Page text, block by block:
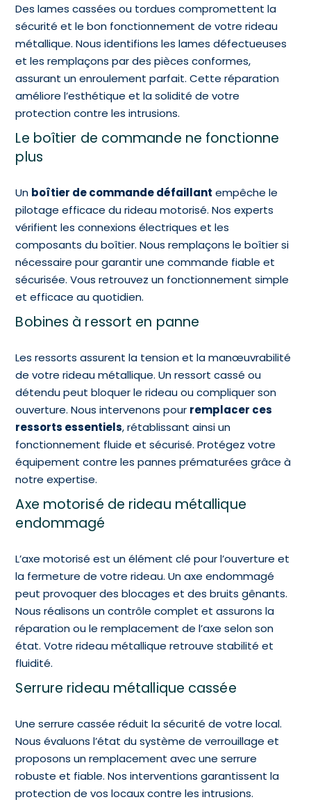
Des lames cassées ou tordues compromettent la
sécurité et le bon fonctionnement de votre rideau
métallique. Nous identifions les lames défectueuses
et les remplaçons par des pièces conformes,
assurant un enroulement parfait. Cette réparation
améliore l’esthétique et la solidité de votre
protection contre les intrusions.
Le boîtier de commande ne fonctionne
plus
Un boîtier de commande défaillant empêche le
pilotage efficace du rideau motorisé. Nos experts
vérifient les connexions électriques et les
composants du boîtier. Nous remplaçons le boîtier si
nécessaire pour garantir une commande fiable et
sécurisée. Vous retrouvez un fonctionnement simple
et efficace au quotidien.
Bobines à ressort en panne
Les ressorts assurent la tension et la manœuvrabilité
de votre rideau métallique. Un ressort cassé ou
détendu peut bloquer le rideau ou compliquer son
ouverture. Nous intervenons pour remplacer ces
ressorts essentiels, rétablissant ainsi un
fonctionnement fluide et sécurisé. Protégez votre
équipement contre les pannes prématurées grâce à
notre expertise.
Axe motorisé de rideau métallique
endommagé
L’axe motorisé est un élément clé pour l’ouverture et
la fermeture de votre rideau. Un axe endommagé
peut provoquer des blocages et des bruits gênants.
Nous réalisons un contrôle complet et assurons la
réparation ou le remplacement de l’axe selon son
état. Votre rideau métallique retrouve stabilité et
fluidité.
Serrure rideau métallique cassée
Une serrure cassée réduit la sécurité de votre local.
Nous évaluons l’état du système de verrouillage et
proposons un remplacement avec une serrure
robuste et fiable. Nos interventions garantissent la
protection de vos locaux contre les intrusions.